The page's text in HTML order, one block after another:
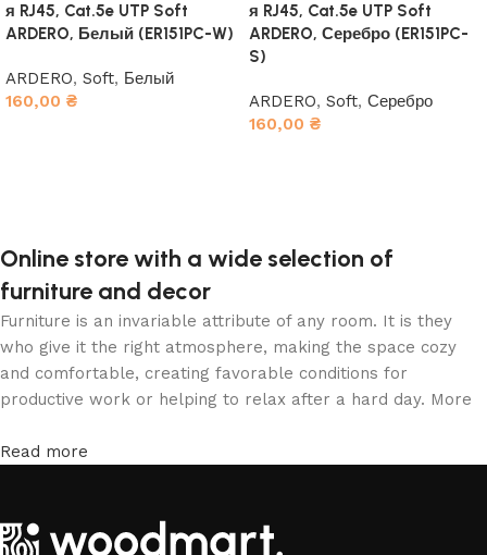
я RJ45, Cat.5e UTP Soft
ARDERO, Белый (ER151PC-W)
ARDERO, Soft, Белый
160,00 ₴
я RJ45, Cat.5e UTP Soft
ARDERO, Серебро (ER151PC-
S)
ARDERO, Soft, Серебро
160,00 ₴
Online store with a wide selection of
furniture and decor
Furniture is an invariable attribute of any room. It is they
who give it the right atmosphere, making the space cozy
and comfortable, creating favorable conditions for
productive work or helping to relax after a hard day. More
online store, when you can sit down at the computer in your
of furniture: both home and office furniture are available.
Read more